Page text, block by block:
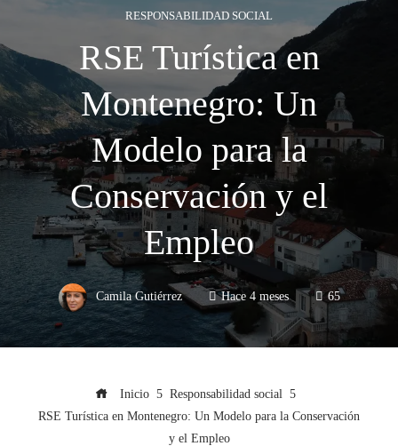
RESPONSABILIDAD SOCIAL
RSE Turística en
Montenegro: Un
Modelo para la
Conservación y el
Empleo
Camila Gutiérrez Hace 4 meses 65
Inicio
Responsabilidad social
RSE Turística en Montenegro: Un Modelo para la Conservación
y el Empleo